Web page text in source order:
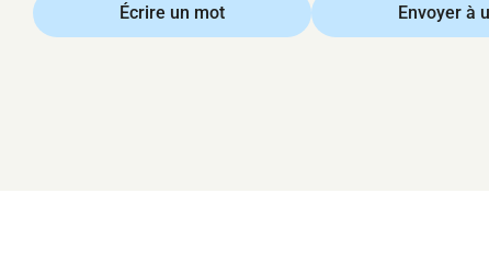
Écrire un mot Envoyer à